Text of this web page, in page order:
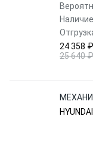
Наличие
24 358 ₽
25 640 ₽
HYUNDAI